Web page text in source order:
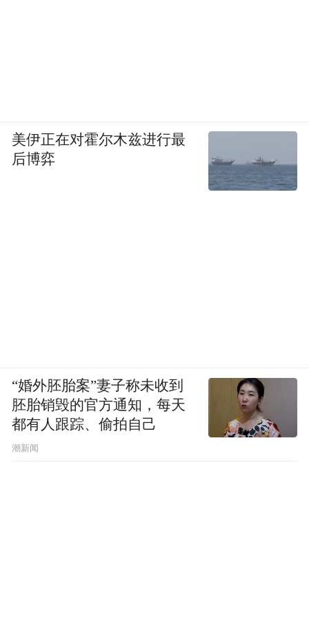
美伊正在对霍尔木兹进行最
后博弈
“婚外胚胎案”妻子称未收到
胚胎销毁的官方通知，每天
都有人跟踪、偷拍自己
潮新闻